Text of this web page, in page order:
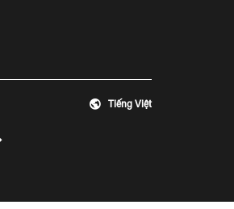
Tiếng Việt